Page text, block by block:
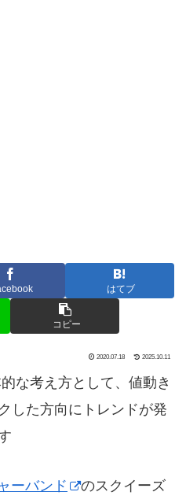
はてブ
コピー
2020.07.18 2025.10.11
な考え方として、値動き
した方向にトレンドが発
ーバンド
のスクイーズ